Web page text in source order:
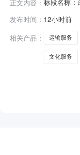
正文内容： 标段名称
部成都市
劳务服务
发布时间： 12小时前
相关产品：
运输服务
文化服务